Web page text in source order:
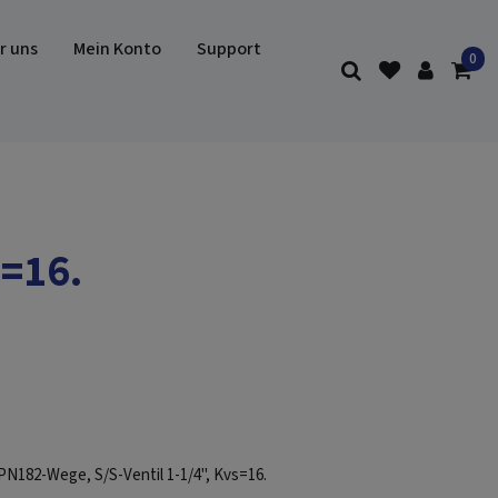
uns Mein Konto
Support
Wege, S/S-Ventil 1-1/4'', Kvs=16.